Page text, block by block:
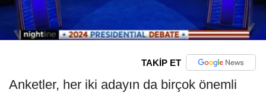
TAKİP ET
Anketler, her iki adayın da birçok önemli